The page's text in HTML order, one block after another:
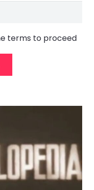
terms to proceed